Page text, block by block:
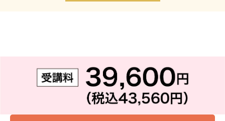
らない、などの食べ方にも気を配って食事を楽しみたい
と思います。
子供が生まれたことをきっかけに食事について見直して
いたところ、こちらの検定にたどり着いたので、料理や
食事の際など日常の中で理由を話しながら子供へ知識を